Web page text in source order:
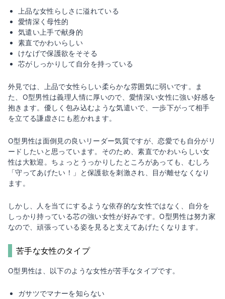
上品な女性らしさに溢れている
愛情深く母性的
気遣い上手で献身的
素直でかわいらしい
けなげで保護欲をそそる
芯がしっかりして自分を持っている
外見では、上品で女性らしい柔らかな雰囲気に弱いです。ま
た、O型男性は義理人情に厚いので、愛情深い女性に強い好感を
抱きます。優しく包み込むような気遣いで、一歩下がって相手
を立てる謙虚さにも惹かれます。
O型男性は面倒見の良いリーダー気質ですが、恋愛でも自分がリ
ードしたいと思っています。そのため、素直でかわいらしい女
性は大歓迎。ちょっとうっかりしたところがあっても、むしろ
「守ってあげたい！」と保護欲を刺激され、目が離せなくなり
ます。
しかし、人を当てにするような依存的な女性ではなく、自分を
しっかり持っている芯の強い女性が好みです。O型男性は努力家
なので、頑張っている姿を見ると支えてあげたくなります。
苦手な女性のタイプ
O型男性は、以下のような女性が苦手なタイプです。
ガサツでマナーを知らない